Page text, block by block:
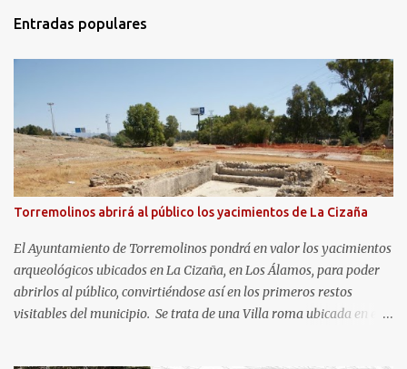
Entradas populares
Torremolinos abrirá al público los yacimientos de La Cizaña
El Ayuntamiento de Torremolinos pondrá en valor los yacimientos
arqueológicos ubicados en La Cizaña, en Los Álamos, para poder
abrirlos al público, convirtiéndose así en los primeros restos
visitables del municipio. Se trata de una Villa roma ubicada en el